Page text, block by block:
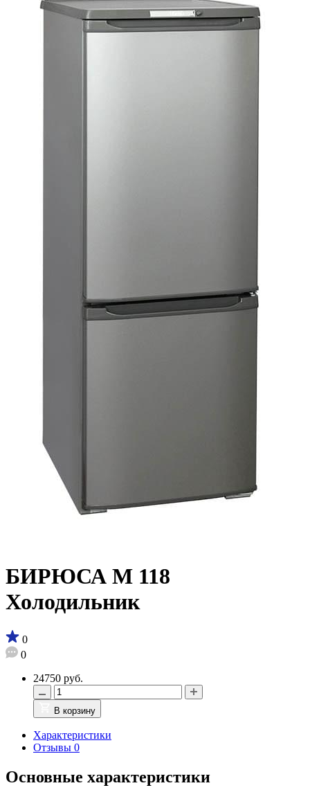
БИРЮСА M 118
Холодильник
0
0
24750 руб.
В корзину
Характеристики
Отзывы 0
Основные характеристики